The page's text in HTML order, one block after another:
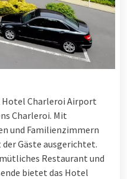
Hotel Charleroi Airport
Charleroi. Mit
und Familienzimmern
Gäste ausgerichtet.
Restaurant und
bietet das Hotel